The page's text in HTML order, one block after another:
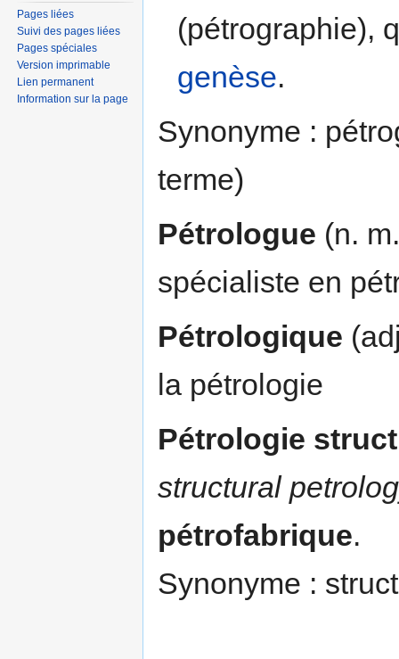
(pétrographie),
genèse.
Synonyme :
terme)
Pétrologue (n.
spécialiste en
Pétrologique
la pétrologie
Pétrologie
structural
pétrofabrique.
Synonyme :
Pages liées
Suivi des pages liées
Pages spéciales
Version imprimable
Lien permanent
Information sur la page